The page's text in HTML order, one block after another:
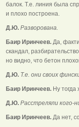
балок. Т.е. линия была
и плохо построена.
Д.Ю. Разворована.
Баир Иринчеев. Да,
скандал,
но видно, что бетон
Д.Ю. Т.е. они своих
Баир Иринчеев. Ну тогда
Д.Ю. Расстреляли кого-
Баир Иринчеев. Да нет,